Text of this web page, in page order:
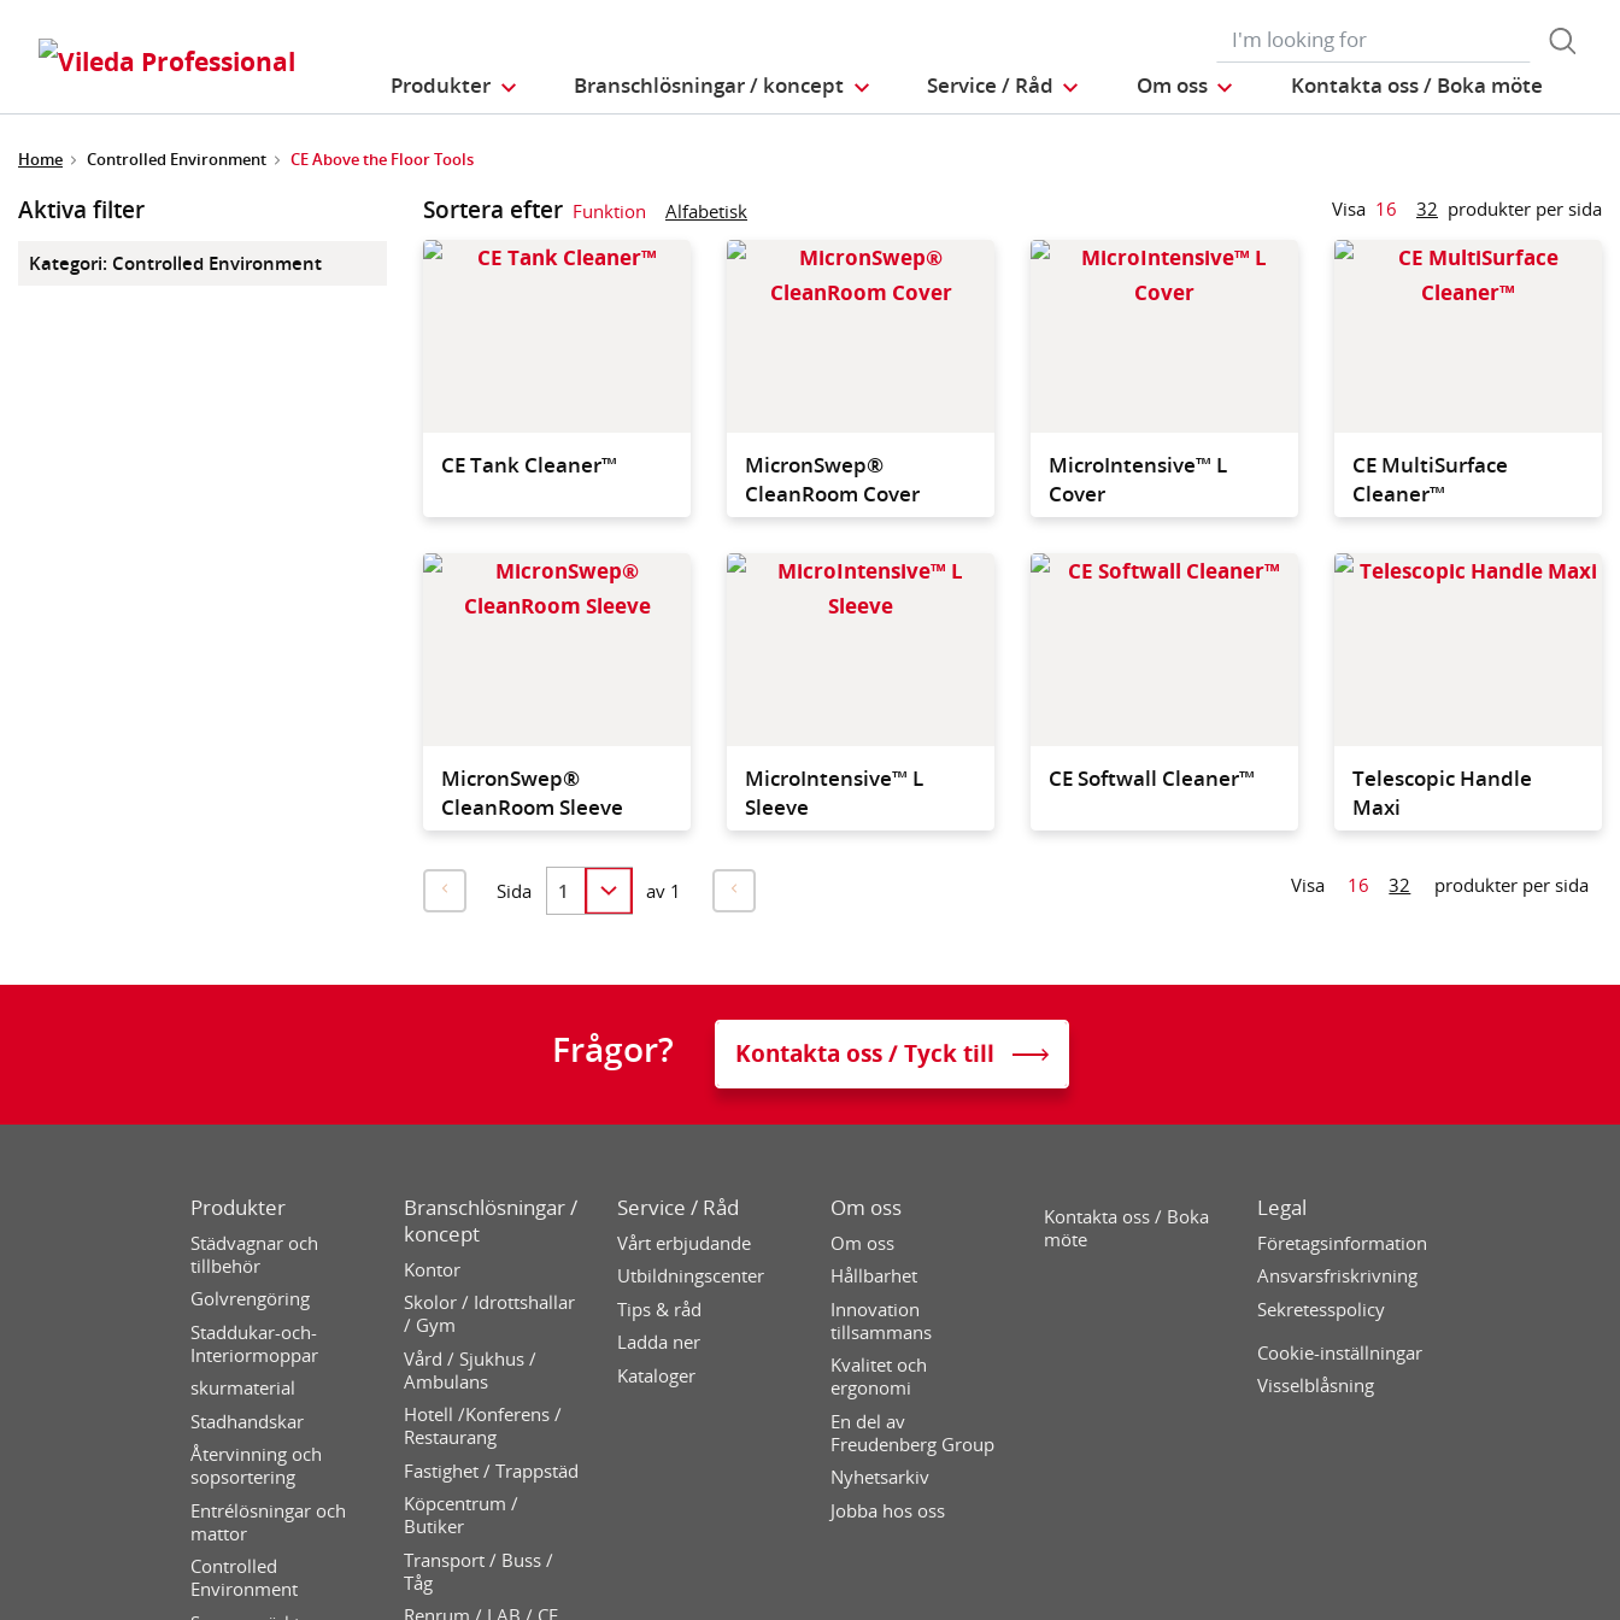
Produkter Branschlösningar / koncept Service / Råd Om oss Kontakta oss / Boka möte
Home Controlled Environment CE Above the Floor Tools
Aktiva filter
Kategori: Controlled Environment
Sortera efter Funktion Alfabetisk Visa 16 32 produkter per sida
CE Tank Cleaner™
The easiest, most
effective way to clean
MicronSwep®
CleanRoom Cover
Durable, double - sided
covers. Fit the CE Softwall
MicroIntensive™ L
Cover
Fits the CE Softwall
Cleaner™ and the CE
CE MultiSurface
Cleaner™
MicronSwep®
CleanRoom Sleeve
Durable, double - sided
sleeve. Fits the CE
MicroIntensive™ L
Sleeve
CE Softwall Cleaner™
Telescopic Handle
Maxi
Sida av 1 Visa 16 32 produkter per sida
Frågor? Kontakta oss / Tyck till
Produkter
Städvagnar och
tillbehör
Golvrengöring
Staddukar-och-
Interiormoppar
skurmaterial
Stadhandskar
Återvinning och
sopsortering
Entrélösningar och
mattor
Controlled
Environment
Branschlösningar /
koncept
Kontor
Skolor / Idrottshallar
/ Gym
Vård / Sjukhus /
Ambulans
Hotell /Konferens /
Restaurang
Fastighet / Trappstäd
Köpcentrum /
Butiker
Transport / Buss /
Tåg
Service / Råd
Vårt erbjudande
Utbildningscenter
Tips & råd
Ladda ner
Kataloger
Om oss
Om oss
Hållbarhet
Innovation
tillsammans
Kvalitet och
ergonomi
En del av
Freudenberg Group
Nyhetsarkiv
Jobba hos oss
Kontakta oss / Boka
möte
Legal
Företagsinformation
Ansvarsfriskrivning
Sekretesspolicy
Cookie-inställningar
Visselblåsning